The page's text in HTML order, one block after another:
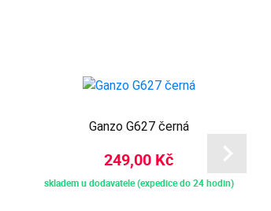
Ganzo G627 černá
249,00 Kč
skladem u dodavatele (expedice do 24 hodin)